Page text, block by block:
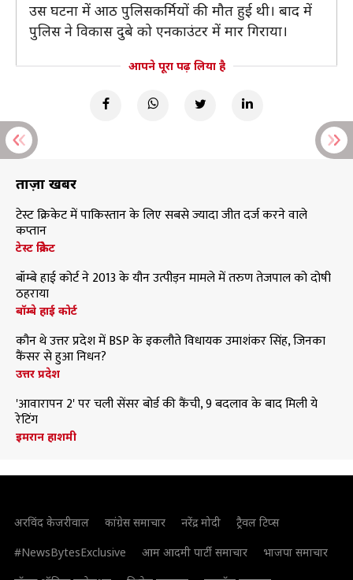
उस घटना में आठ पुलिसकर्मियों की मौत हुई थी। बाद में
पुलिस ने विकास दुबे को एनकाउंटर में मार गिराया।
आपने पूरा पढ़ लिया है
ताज़ा खबरें
टेस्ट क्रिकेट में पाकिस्तान के लिए सबसे ज्यादा जीत दर्ज करने वाले
कप्तान
टेस्ट क्रिकेट
बॉम्बे हाई कोर्ट ने 2013 के यौन उत्पीड़न मामले में तरुण तेजपाल को दोषी
ठहराया
बॉम्बे हाई कोर्ट
कौन थे उत्तर प्रदेश में BSP के इकलौते विधायक उमाशंकर सिंह, जिनका
कैंसर से हुआ निधन?
उत्तर प्रदेश
'आवारापन 2' पर चली सेंसर बोर्ड की कैंची, 9 बदलाव के बाद मिली ये
रेटिंग
इमरान हाशमी
अरविंद केजरीवाल कांग्रेस समाचार नरेंद्र मोदी
ट्रैवल टिप्स
#NewsBytesExclusive
आम आदमी पार्टी समाचार
भाजपा समाचार